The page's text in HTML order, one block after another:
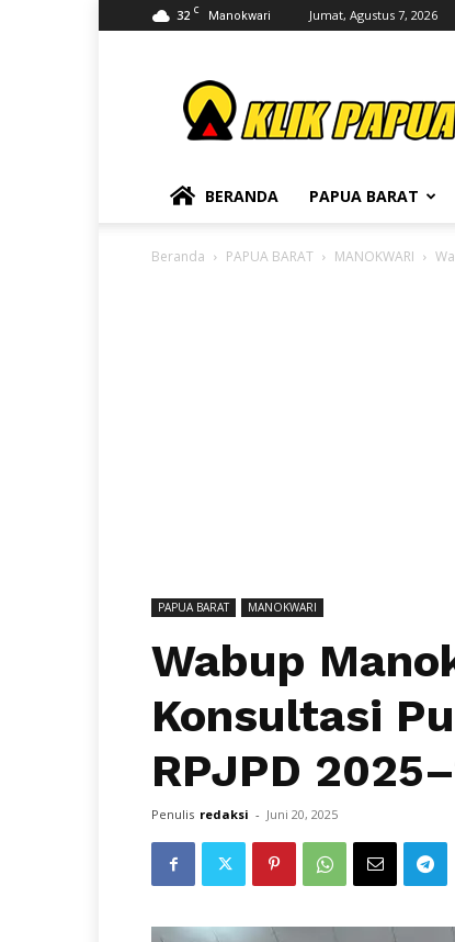
32 C Manokwari Jumat, Agustus 7, 2026
BERANDA PAPUA BARAT
Beranda PAPUA BARAT MANOKWARI
PAPUA BARAT MANOKWARI
Wabup
Konsultasi
RPJPD
Penulis redaksi - Juni 20, 2025